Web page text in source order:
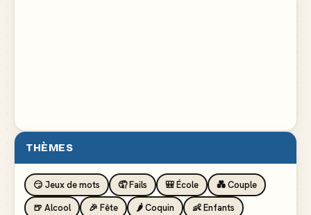
THÈMES
😏 Jeux de mots 🤦 Fails 🎒 École
💑 Couple
🍺 Alcool
🎉 Fête 🌶️ Coquin
👶 Enfants